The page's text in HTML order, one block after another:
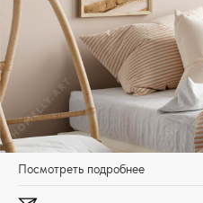
Посмотреть подробнее